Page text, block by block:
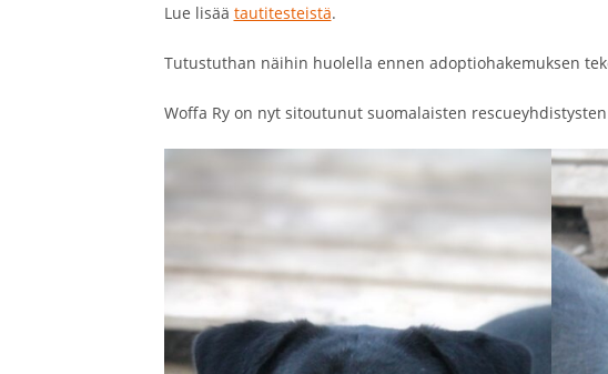
Lue lisää tautitesteistä.
Tutustuthan näihin huolella ennen adoptiohakemuksen
Woffa Ry on nyt sitoutunut suomalaisten